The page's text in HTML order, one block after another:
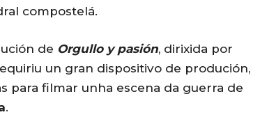
compostelá.
de Orgullo y pasión, dirixida por
un gran dispositivo de produción,
para filmar unha escena da guerra de
.